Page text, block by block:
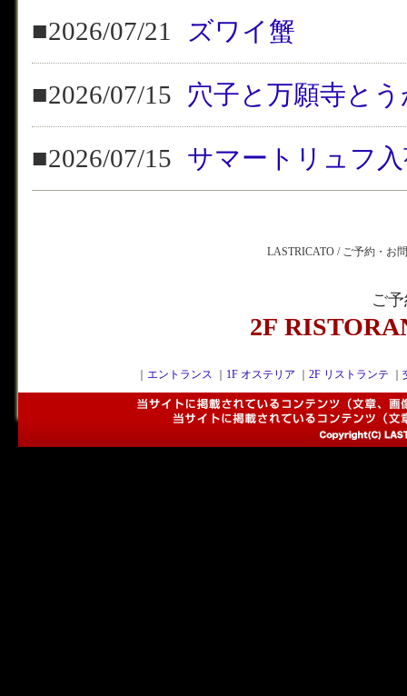
■2026/07/21 ズワイ蟹
■2026/07/15 穴子と万願寺と
■2026/07/15 サマートリュフ
LASTRICATO / ご予約・お
ご
2F
エントランス 1F オステリア 2F リストランテ